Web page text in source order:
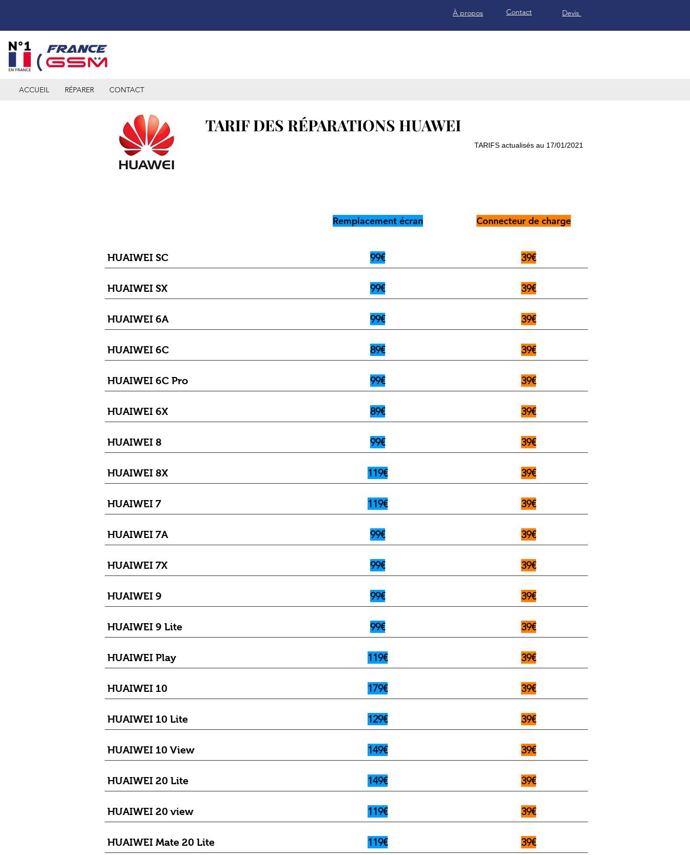
À propos Contact Devis
ACCUEIL RÉPARER CONTACT
TARIF DES RÉPARATIONS HUAWEI
TARIFS actualisés au 17/01/2021
Remplacement écran Connecteur de charge
HUAIWEI SC 99€ 39€
HUAIWEI SX 99€ 39€
HUAIWEI 6A 99€ 39€
HUAIWEI 6C 89€ 39€
HUAIWEI 6C Pro 99€ 39€
HUAIWEI 6X 89€ 39€
HUAIWEI 8 99€ 39€
HUAIWEI 8X 119€ 39€
HUAIWEI 7 119€ 39€
HUAIWEI 7A 99€ 39€
HUAIWEI 7X 99€ 39€
HUAIWEI 9 99€ 39€
HUAIWEI 9 Lite 99€ 39€
HUAIWEI Play 119€ 39€
HUAIWEI 10 179€ 39€
HUAIWEI 10 Lite 129€ 39€
HUAIWEI 10 View 149€ 39€
HUAIWEI 20 Lite 149€ 39€
HUAIWEI 20 view 119€ 39€
HUAIWEI Mate 20 Lite 119€ 39€